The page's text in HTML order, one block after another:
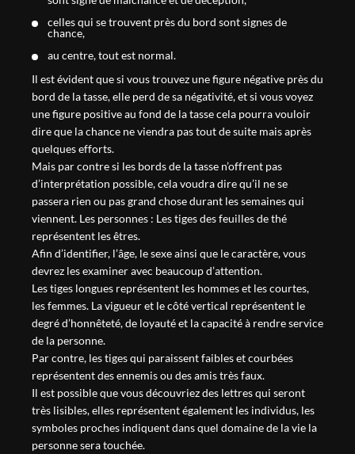
celles qui se trouvent près du bord sont signes de
chance,
au centre, tout est normal.
Il est évident que si vous trouvez une figure négative près du
bord de la tasse, elle perd de sa négativité, et si vous voyez
une figure positive au fond de la tasse cela pourra vouloir
dire que la chance ne viendra pas tout de suite mais après
quelques efforts.
Mais par contre si les bords de la tasse n’offrent pas
d’interprétation possible, cela voudra dire qu’il ne se
passera rien ou pas grand chose durant les semaines qui
viennent. Les personnes : Les tiges des feuilles de thé
représentent les êtres.
Afin d’identifier, l’âge, le sexe ainsi que le caractère, vous
devrez les examiner avec beaucoup d’attention.
Les tiges longues représentent les hommes et les courtes,
les femmes. La vigueur et le côté vertical représentent le
degré d’honnêteté, de loyauté et la capacité à rendre service
de la personne.
Par contre, les tiges qui paraissent faibles et courbées
représentent des ennemis ou des amis très faux.
Il est possible que vous découvriez des lettres qui seront
très lisibles, elles représentent également les individus, les
symboles proches indiquent dans quel domaine de la vie la
personne sera touchée.